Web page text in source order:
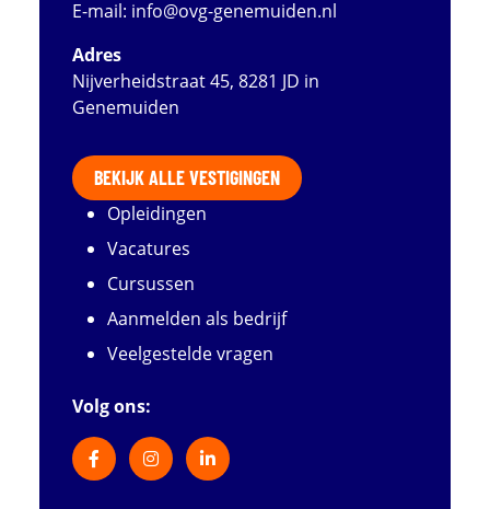
E-mail: info@ovg-genemuiden.nl
Adres
Nijverheidstraat 45, 8281 JD in
Genemuiden
BEKIJK ALLE VESTIGINGEN
Opleidingen
Vacatures
Cursussen
Aanmelden als bedrijf
Veelgestelde vragen
Volg ons: